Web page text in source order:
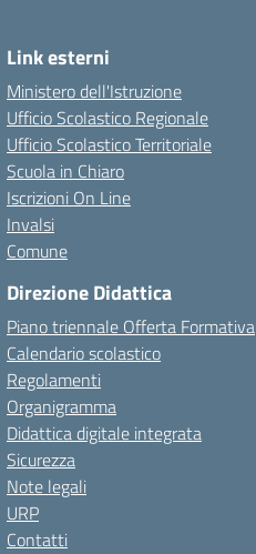
Link esterni
Ministero dell'Istruzione
Ufficio Scolastico Regionale
Ufficio Scolastico Territoriale
Scuola in Chiaro
Iscrizioni On Line
Invalsi
Comune
Direzione Didattica
Piano triennale Offerta Formativa
Calendario scolastico
Regolamenti
Organigramma
Didattica digitale integrata
Sicurezza
Note legali
URP
Contatti